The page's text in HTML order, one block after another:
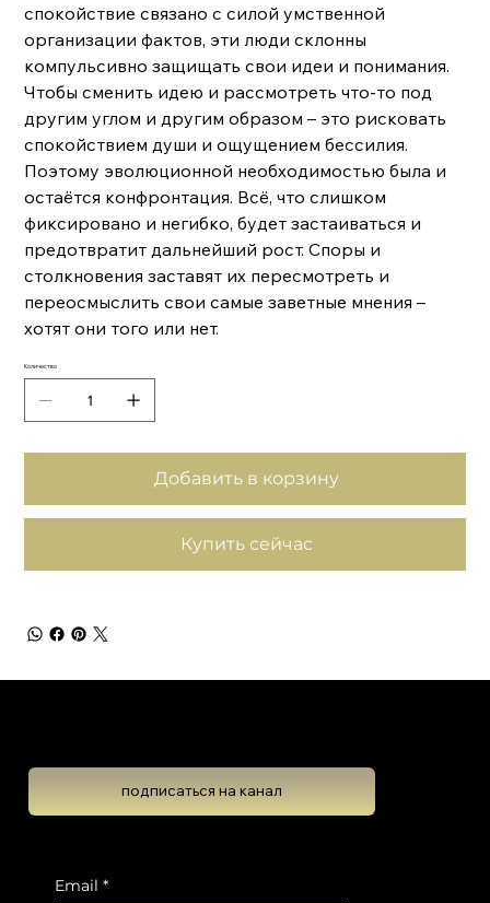
спокойствие связано с силой умственной
организации фактов, эти люди склонны
компульсивно защищать свои идеи и понимания.
Чтобы сменить идею и рассмотреть что-то под
другим углом и другим образом – это рисковать
спокойствием души и ощущением бессилия.
Поэтому эволюционной необходимостью была и
остаётся конфронтация. Всё, что слишком
фиксировано и негибко, будет застаиваться и
предотвратит дальнейший рост. Споры и
столкновения заставят их пересмотреть и
переосмыслить свои самые заветные мнения –
хотят они того или нет.
Количество
Добавить в корзину
Купить сейчас
подписаться на канал
Email *